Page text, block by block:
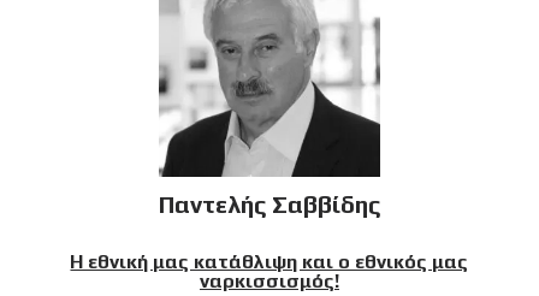
Παντελής Σαββίδης
Η εθνική μας κατάθλιψη και ο εθνικός μας
ναρκισσισμός!